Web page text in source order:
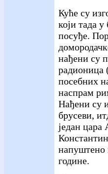
Куће су
који тада
посуђе.
нађени су
радионица
посебних
наспрам
Нађени су
брусеви,
један цара
напуштено
године.